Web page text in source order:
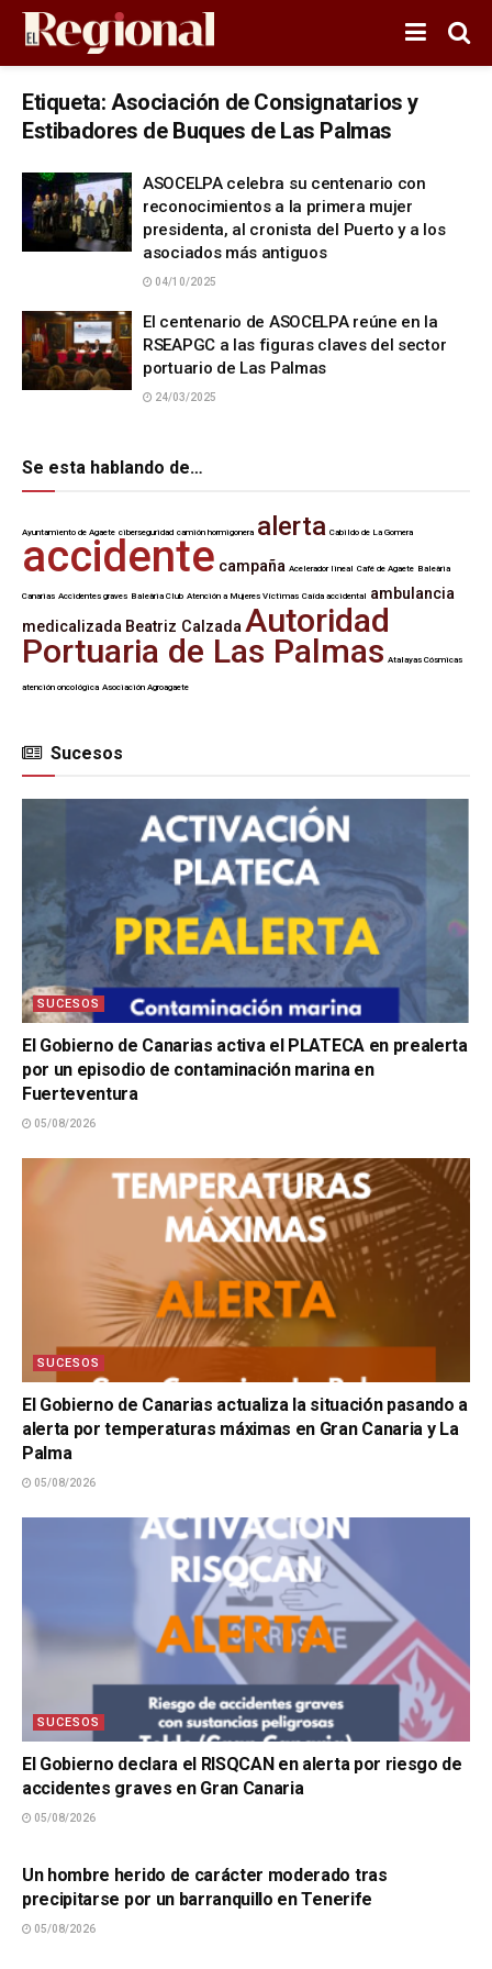
Etiqueta: Asociación de Consignatarios y
Estibadores de Buques de Las Palmas
ASOCELPA celebra su centenario con
reconocimientos a la primera mujer
presidenta, al cronista del Puerto y a los
asociados más antiguos
04/10/2025
El centenario de ASOCELPA reúne en la
RSEAPGC a las figuras claves del sector
portuario de Las Palmas
24/03/2025
Se esta hablando de…
Ayuntamiento de Agaete ciberseguridad camión hormigonera alerta Cabildo de La Gomera
accidente campaña Acelerador lineal Café de Agaete Baleària
Canarias Accidentes graves Baleària Club Atención a Mujeres Víctimas Caída accidental ambulancia
medicalizada Beatriz CalzadaAutoridad
Portuaria de Las Palmas Atalayas Cósmicas
atención oncológica Asociación Agroagaete
Sucesos
SUCESOS
El Gobierno de Canarias activa el PLATECA en prealerta
por un episodio de contaminación marina en
Fuerteventura
05/08/2026
SUCESOS
El Gobierno de Canarias actualiza la situación pasando a
alerta por temperaturas máximas en Gran Canaria y La
Palma
05/08/2026
SUCESOS
El Gobierno declara el RISQCAN en alerta por riesgo de
accidentes graves en Gran Canaria
05/08/2026
Un hombre herido de carácter moderado tras
precipitarse por un barranquillo en Tenerife
05/08/2026